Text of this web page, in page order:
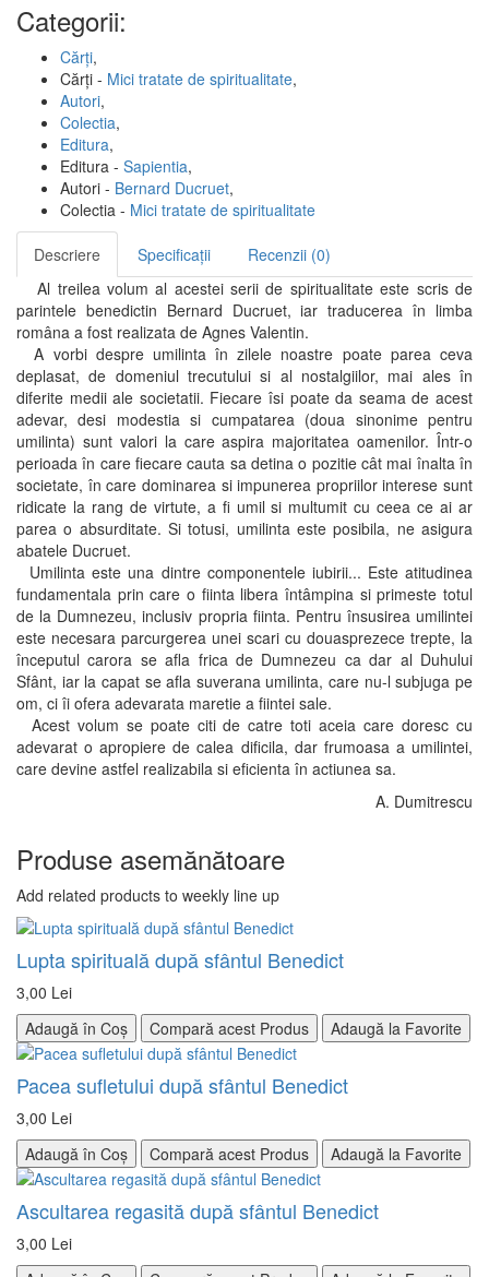
Categorii:
Cărți,
Cărți - Mici tratate de spiritualitate,
Autori,
Colectia,
Editura,
Editura - Sapientia,
Autori - Bernard Ducruet,
Colectia - Mici tratate de spiritualitate
Descriere Specificații
Recenzii (0)
Al treilea volum al acestei serii de spiritualitate este scris de
parintele benedictin Bernard Ducruet, iar traducerea în limba
româna a fost realizata de Agnes Valentin.
A vorbi despre umilinta în zilele noastre poate parea ceva
deplasat, de domeniul trecutului si al nostalgiilor, mai ales în
diferite medii ale societatii. Fiecare îsi poate da seama de acest
adevar, desi modestia si cumpatarea (doua sinonime pentru
umilinta) sunt valori la care aspira majoritatea oamenilor. Într-o
perioada în care fiecare cauta sa detina o pozitie cât mai înalta în
societate, în care dominarea si impunerea propriilor interese sunt
ridicate la rang de virtute, a fi umil si multumit cu ceea ce ai ar
parea o absurditate. Si totusi, umilinta este posibila, ne asigura
abatele Ducruet.
Umilinta este una dintre componentele iubirii... Este atitudinea
fundamentala prin care o fiinta libera întâmpina si primeste totul
de la Dumnezeu, inclusiv propria fiinta. Pentru însusirea umilintei
este necesara parcurgerea unei scari cu douasprezece trepte, la
începutul carora se afla frica de Dumnezeu ca dar al Duhului
Sfânt, iar la capat se afla suverana umilinta, care nu-l subjuga pe
om, ci îi ofera adevarata maretie a fiintei sale.
Acest volum se poate citi de catre toti aceia care doresc cu
adevarat o apropiere de calea dificila, dar frumoasa a umilintei,
care devine astfel realizabila si eficienta în actiunea sa.
A. Dumitrescu
Produse asemănătoare
Add related products to weekly line up
Lupta spirituală după sfântul Benedict
3,00 Lei
Adaugă în Coș
Compară acest Produs Adaugă la Favorite
Pacea sufletului după sfântul Benedict
3,00 Lei
Adaugă în Coș
Compară acest Produs Adaugă la Favorite
Ascultarea regasită după sfântul Benedict
3,00 Lei